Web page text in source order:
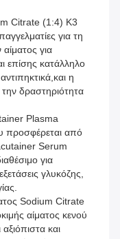
Citrate (1:4) K3
για τη
για
επίσης κατάλληλο
η
την δραστηριότητα
Plasma
προσφέρεται από
Serum
για
γλυκόζης,
Sodium Citrate
αίματος κενού
και